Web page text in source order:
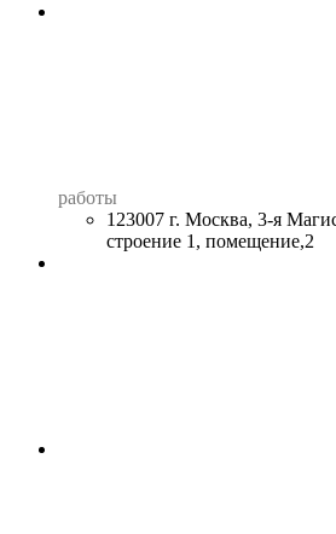
работы
123007 г. Москва, 3-я
строение 1, помещение,2